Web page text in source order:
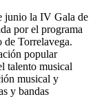
junio la IV Gala de
por el programa
Torrelavega.
popular
talento musical
musical y
y bandas